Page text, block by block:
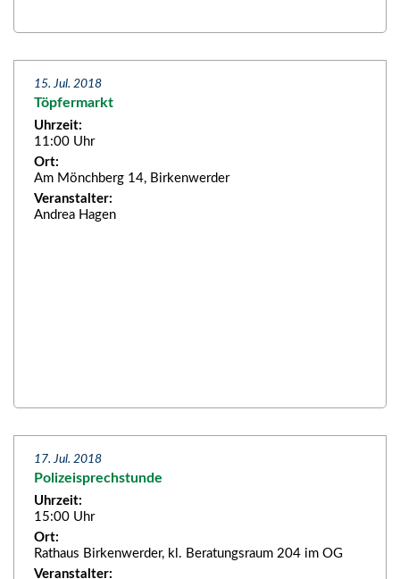
15. Jul. 2018
Töpfermarkt
Uhrzeit:
11:00 Uhr
Ort:
Am Mönchberg 14, Birkenwerder
Veranstalter:
Andrea Hagen
17. Jul. 2018
Polizeisprechstunde
Uhrzeit:
15:00 Uhr
Ort:
Rathaus Birkenwerder, kl. Beratungsraum 204 im OG
Veranstalter: